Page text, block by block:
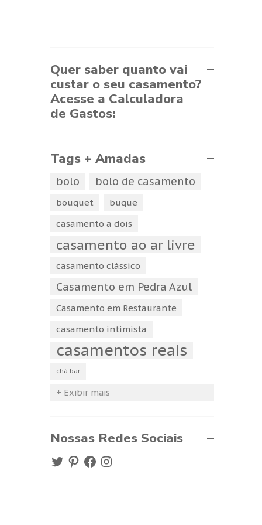
Quer saber quanto vai
custar o seu casamento?
Acesse a Calculadora
de Gastos:
Tags + Amadas
bolo bolo de casamento
bouquet
buque
casamento a dois
casamento ao ar livre
casamento clássico
Casamento em Pedra Azul
Casamento em Restaurante
casamento intimista
casamentos reais
chá bar
+ Exibir mais
Nossas Redes Sociais